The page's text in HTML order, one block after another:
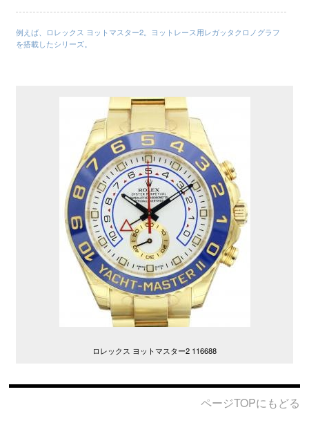
例えば、ロレックス ヨットマスター2。ヨットレース用レガッタクロノグラフ
を搭載したシリーズ。
ロレックス ヨットマスター2 116688
ページTOPにもどる